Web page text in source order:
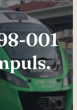
001